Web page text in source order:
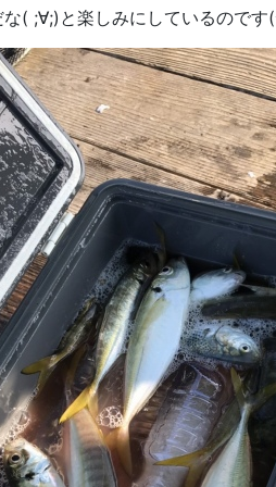
な( ;∀;)と楽しみにしているので